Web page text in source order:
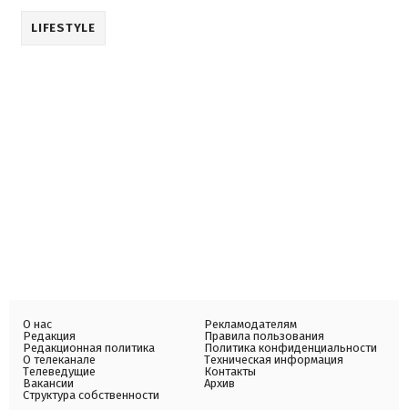
LIFESTYLE
О нас
Редакция
Редакционная политика
О телеканале
Телеведущие
Вакансии
Структура собственности
Рекламодателям
Правила пользования
Политика конфиденциальности
Техническая информация
Контакты
Архив